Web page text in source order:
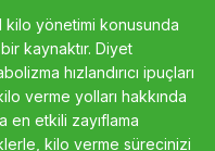
kilo yönetimi konusunda
kaynaktır. Diyet
hızlandırıcı ipuçları
verme yolları hakkında
en etkili zayıflama
kilo verme sürecinizi